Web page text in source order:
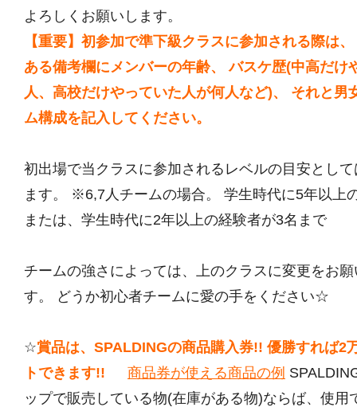
よろしくお願いします。
【重要】初参加で準下級クラスに参加される際は
ある備考欄にメンバーの年齢、 バスケ歴(中高だけ
人、高校だけやっていた人が何人など)、 それと男
ム構成を記入してください。
初出場で当クラスに参加されるレベルの目安とし
ます。 ※6,7人チームの場合。 学生時代に5年以上
または、学生時代に2年以上の経験者が3名まで
チームの強さによっては、上のクラスに変更をお
す。 どうか初心者チームに愛の手をください☆
☆賞品は、SPALDINGの商品購入券!! 優勝すれば2
トできます!!
商品券が使える商品の例
ップで販売している物(在庫がある物)ならば、使用